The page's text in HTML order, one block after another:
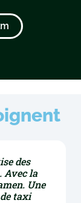
des
Avec la
Une
taxi